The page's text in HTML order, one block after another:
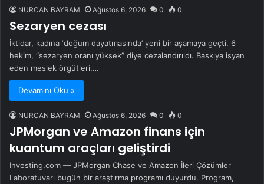
NURCAN BAYRAM Ağustos 6, 2026 0 0
Sezaryen cezası
İktidar, kadına ‘doğum dayatmasında’ yeni bir aşamaya geçti. 6
hekim, “sezaryen oranı yüksek” diye cezalandırıldı. Baskıya isyan
eden meslek örgütleri,…
Devamını Oku »
NURCAN BAYRAM Ağustos 6, 2026 0 0
JPMorgan ve Amazon finans için
kuantum araçları geliştirdi
Investing.com — JPMorgan Chase ve Amazon İleri Çözümler
Laboratuvarı bugün bir araştırma programı duyurdu. Program,